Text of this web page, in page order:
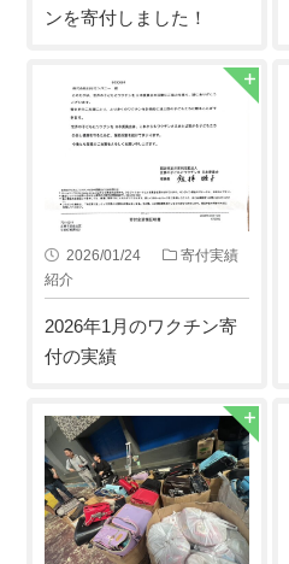
ンを寄付しました！
2026/01/24
寄付実績
紹介
2026年1月のワクチン寄
付の実績